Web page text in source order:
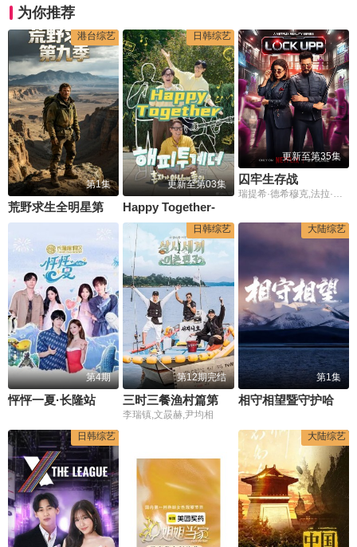
为你推荐
港台综艺
第1集
日韩综艺
更新至第03集
更新至第35集
囚牢生存战
瑞提希·德希穆克,法拉·可汗
第4期
怦怦一夏·长隆站
日韩综艺
第12期完结
李瑞镇,文晸赫,尹均相
大陆综艺
第1集
相守相望暨守护哈拉湖行动
日韩综艺 大陆综艺